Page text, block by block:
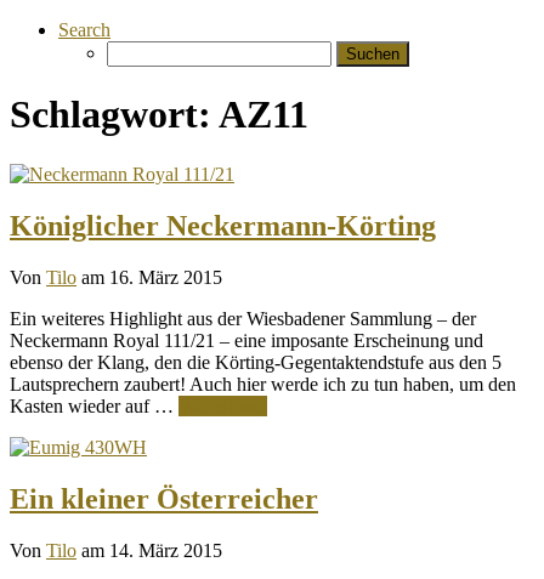
Search
nach:
Schlagwort: AZ11
Königlicher Neckermann-Körting
Von Tilo am 16. März 2015
Ein weiteres Highlight aus der Wiesbadener Sammlung – der
Neckermann Royal 111/21 – eine imposante Erscheinung und
ebenso der Klang, den die Körting-Gegentaktendstufe aus den 5
Lautsprechern zaubert! Auch hier werde ich zu tun haben, um den
Kasten wieder auf …
Ein kleiner Österreicher
Von Tilo am 14. März 2015